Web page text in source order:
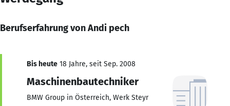
Berufserfahrung von Andi pech
Bis heute 18 Jahre, seit Sep. 2008
Maschinenbautechniker
BMW Group in Österreich, Werk Steyr